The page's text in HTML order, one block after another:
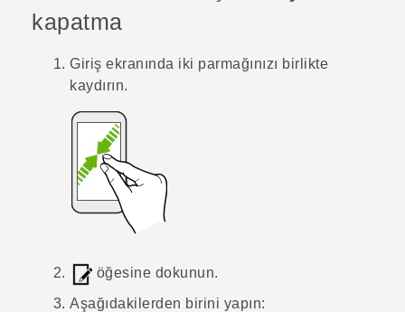
DESTEK
kapatma
Giriş ekranında iki parmağınızı birlikte
kaydırın.
öğesine dokunun.
Aşağıdakilerden birini yapın: